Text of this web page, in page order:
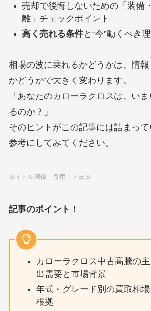
売却で後悔しないための「装備
離」チェックポイント
高く売れる条件と“今”動くべき
相場の波に乗れるかどうかは、情
かどうかで大きく変わります。
「あなたのカローラクロスは、い
るのか？」
そのヒントがこの記事には詰まっ
参考にしてみてください。
タイトル画像 引用：トヨタ
記事のポイント！
カローラクロス中古高騰の
出需要と市場背景
年式・グレード別の買取相
根拠